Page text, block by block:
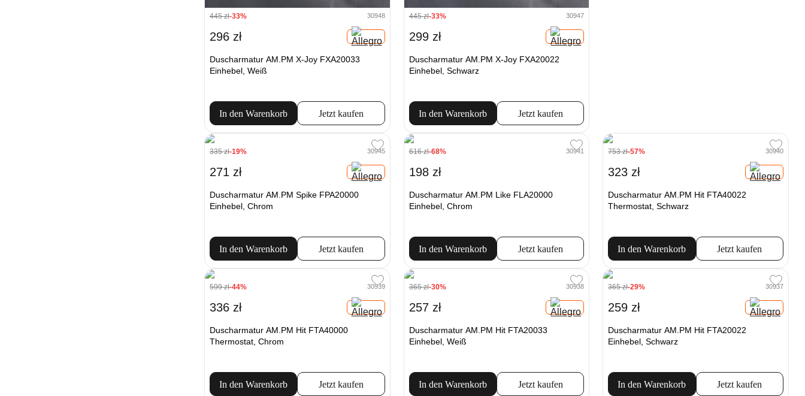
445 zł-33% 30948
296 zł
Duscharmatur AM.PM X-Joy FXA20033
Einhebel, Weiß
In den Warenkorb Jetzt kaufen
445 zł-33% 30947
299 zł
Duscharmatur AM.PM X-Joy FXA20022
Einhebel, Schwarz
In den Warenkorb Jetzt kaufen
335 zł-19% 30945
271 zł
Duscharmatur AM.PM Spike FPA20000
Einhebel, Chrom
In den Warenkorb Jetzt kaufen
616 zł-68% 30941
198 zł
Duscharmatur AM.PM Like FLA20000
Einhebel, Chrom
In den Warenkorb Jetzt kaufen
753 zł-57% 30940
323 zł
Duscharmatur AM.PM Hit FTA40022
Thermostat, Schwarz
In den Warenkorb Jetzt kaufen
599 zł-44% 30939
336 zł
Duscharmatur AM.PM Hit FTA40000
Thermostat, Chrom
In den Warenkorb Jetzt kaufen
365 zł-30% 30938
257 zł
Duscharmatur AM.PM Hit FTA20033
Einhebel, Weiß
In den Warenkorb Jetzt kaufen
365 zł-29% 30937
259 zł
Duscharmatur AM.PM Hit FTA20022
Einhebel, Schwarz
In den Warenkorb Jetzt kaufen